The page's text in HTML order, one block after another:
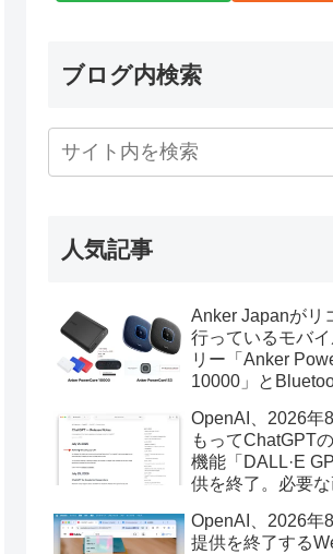
ブログ内検索
人気記事
Anker Japanがリ
行っているモバ
リー「Anker
10000」と
辺を焼損する火
件発生していた
注意を。
OpenAI、2026年
もってChatGPT
機能「DALL·E
供を終了。必要
OpenAI、2026年
提供を終了する